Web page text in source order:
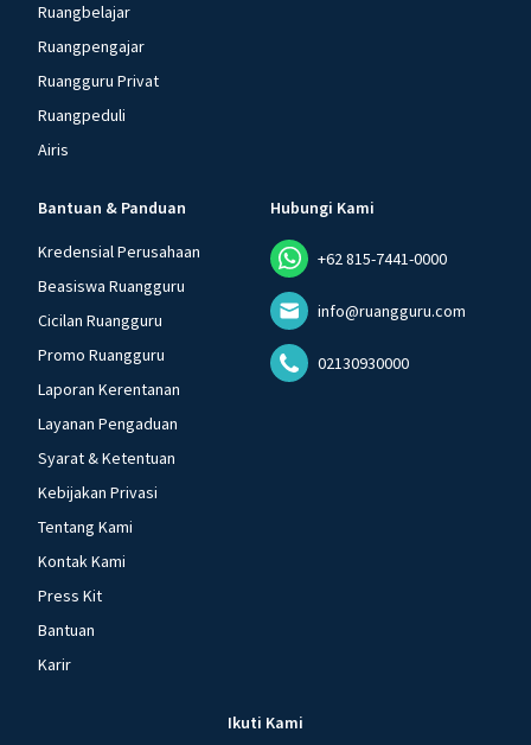
Ruangbelajar
Ruangpengajar
Ruangguru Privat
Ruangpeduli
Airis
Bantuan & Panduan
Kredensial Perusahaan
Beasiswa Ruangguru
Cicilan Ruangguru
Promo Ruangguru
Laporan Kerentanan
Layanan Pengaduan
Syarat & Ketentuan
Kebijakan Privasi
Tentang Kami
Kontak Kami
Press Kit
Bantuan
Karir
Hubungi Kami
+62 815-7441-0000
info@ruangguru.com
02130930000
Ikuti Kami